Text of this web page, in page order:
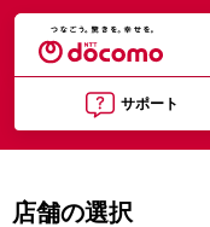
サポート
店舗の選択